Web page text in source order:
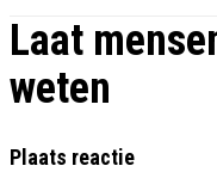
Laat
weten
Plaats reactie